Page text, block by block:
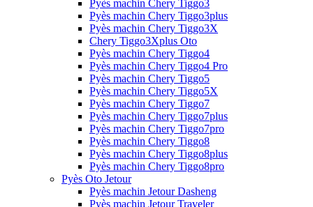
Pyès machin Chery Tiggo3
Pyès machin Chery Tiggo3plus
Pyès machin Chery Tiggo3X
Chery Tiggo3Xplus Oto
Pyès machin Chery Tiggo4
Pyès machin Chery Tiggo4 Pro
Pyès machin Chery Tiggo5
Pyès machin Chery Tiggo5X
Pyès machin Chery Tiggo7
Pyès machin Chery Tiggo7plus
Pyès machin Chery Tiggo7pro
Pyès machin Chery Tiggo8
Pyès machin Chery Tiggo8plus
Pyès machin Chery Tiggo8pro
Pyès Oto Jetour
Pyès machin Jetour Dasheng
Pyès machin Jetour Traveler